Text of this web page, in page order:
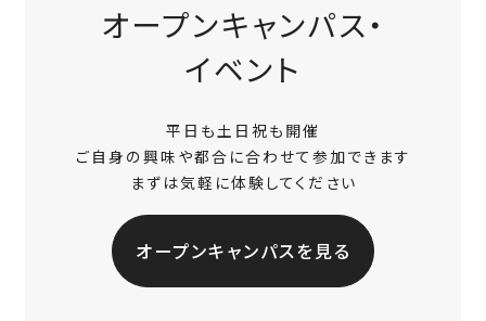
オープンキャンパス・
イベント
平日も土日祝も開催
ご自身の興味や都合に合わせて参加できます
まずは気軽に体験してください
オープンキャンパスを見る